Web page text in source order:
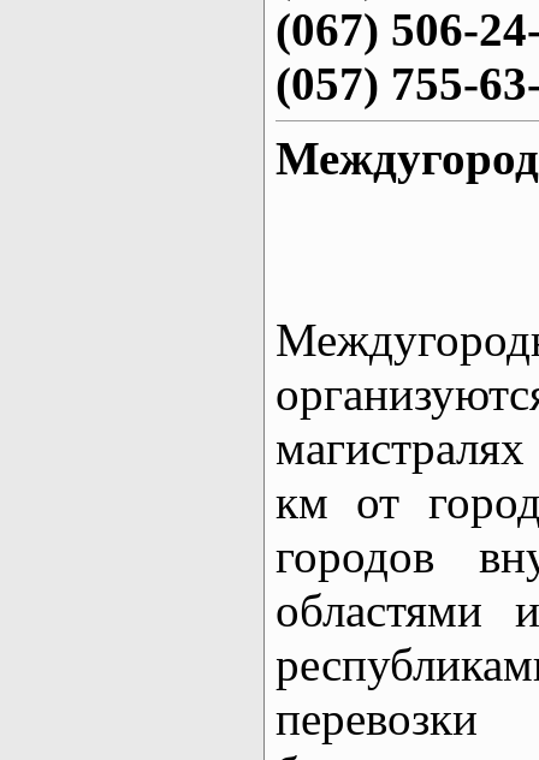
(067) 506-
(057) 755-
км от
городов
областями